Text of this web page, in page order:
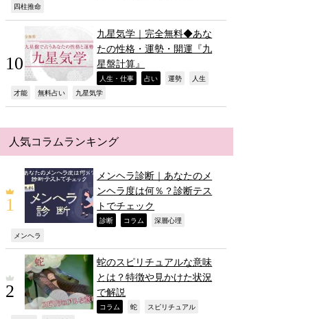
四柱推命
九星気学｜完全無料◆あな
たの性格・運勢・開運『九
星盤計算』
人生・仕事 占い 運勢 人生
才能 無料占い 九星気学
人気コラムランキング
メンヘラ診断｜あなたのメ
ンヘラ度は何％？診断テス
トでチェック
診断 コラム 深層心理
メンヘラ
蛇のスピリチュアルな意味
とは？特徴や見かけた状況
で解説
コラム 蛇 スピリチュアル